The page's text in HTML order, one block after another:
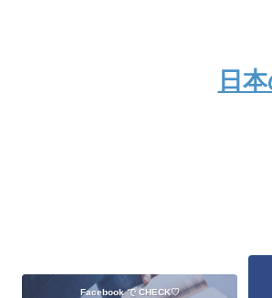
日
Facebook で CHECK♡